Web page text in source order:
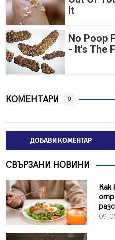
It
No Poop
- It's The
КОМЕНТАРИ 0
ДОБАВИ КОМЕНТАР
СВЪРЗАНИ НОВИНИ
Как